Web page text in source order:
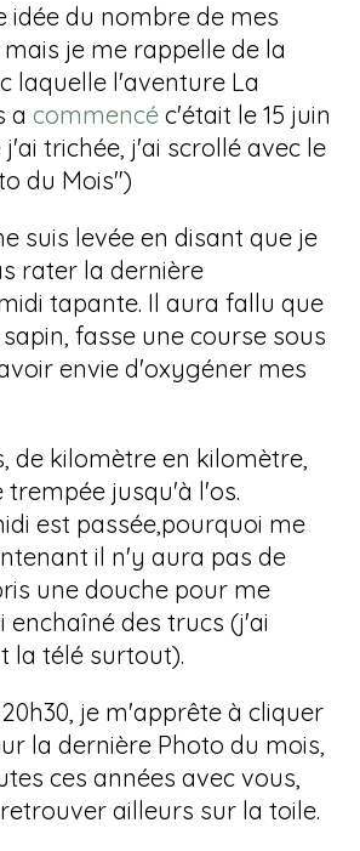
idée du nombre de mes
je me rappelle de la
laquelle l'aventure La
a commencé c'était le 15 juin
j'ai trichée, j'ai scrollé avec le
du Mois")
suis levée en disant que je
rater la dernière
tapante. Il aura fallu que
fasse une course sous
envie d'oxygéner mes
de kilomètre en kilomètre,
trempée jusqu'à l'os.
est passée,pourquoi me
il n'y aura pas de
une douche pour me
enchaîné des trucs (j'ai
la télé surtout).
je m'apprête à cliquer
la dernière Photo du mois,
ces années avec vous,
ailleurs sur la toile.